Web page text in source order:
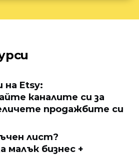
на Etsy:
каналите си за
продажбите си
лист?
малък бизнес +